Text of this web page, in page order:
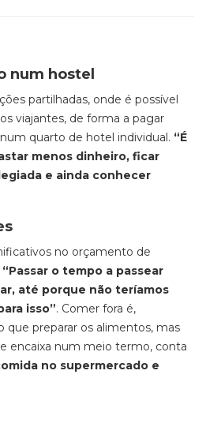
num hostel
partilhadas, onde é possível
viajantes, de forma a pagar
quarto de hotel individual. “É
menos dinheiro, ficar
e ainda conhecer
no orçamento de
“Passar o tempo a passear
até porque não teríamos
isso”. Comer fora é,
que preparar os alimentos, mas
encaixa num meio termo, conta
no supermercado e